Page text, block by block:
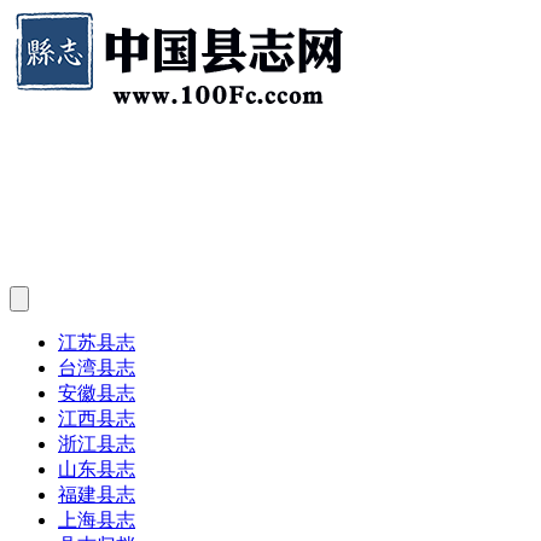
江苏县志
台湾县志
安徽县志
江西县志
浙江县志
山东县志
福建县志
上海县志